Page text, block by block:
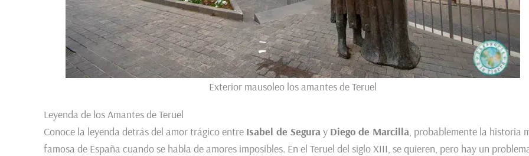
Exterior mausoleo los amantes de Teruel
Leyenda de los Amantes de Teruel
Conoce la leyenda detrás del amor trágico entre Isabel de Seguray Diego de Marcilla , probablemente la historia
famosa de España cuando se habla de amores imposibles. En el Teruel del siglo XIII, se quieren, pero hay un